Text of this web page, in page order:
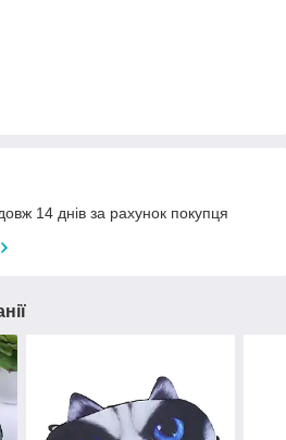
14 днів за рахунок покупця